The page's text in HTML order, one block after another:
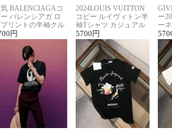
気 BALENCIAGAコ
ー バレンシアガ ロ
リントの半袖クル
ックTシャツ
円
2024LOUIS VUITTON
コピー ルイヴィトン半
袖Tシャツ カジュアル
に馴染む 2色展開
5700 円
ー
ー
ー